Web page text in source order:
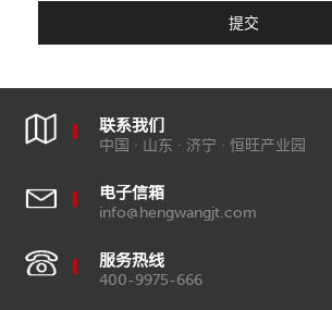
联系我们
中国 · 山东 · 济宁 · 恒旺产业园
电子信箱
info@hengwangjt.com
服务热线
400-9975-666